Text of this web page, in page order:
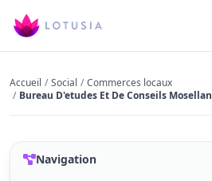
Accueil / Social / Commerces locaux
/ Bureau D'etudes Et De Conseils Mosellan
Navigation